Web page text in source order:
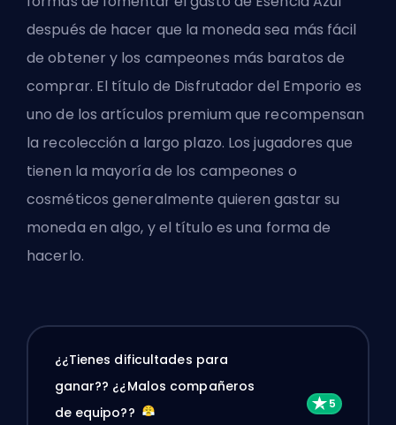
después de hacer que la moneda sea más fácil
de obtener y los campeones más baratos de
comprar. El título de Disfrutador del Emporio es
uno de los artículos premium que recompensan
la recolección a largo plazo. Los jugadores que
tienen la mayoría de los campeones o
cosméticos generalmente quieren gastar su
moneda en algo, y el título es una forma de
hacerlo.
¿¿Tienes dificultades para
ganar?? ¿¿Malos compañeros
de equipo??